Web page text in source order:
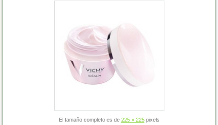
El tamaño completo es de 225 × 225pixels